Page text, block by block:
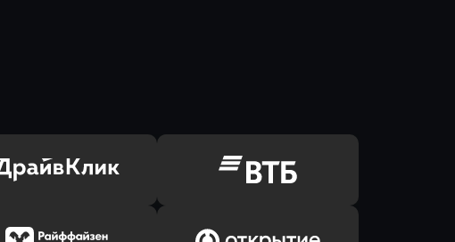
Оправить заявку
Оправить заявку